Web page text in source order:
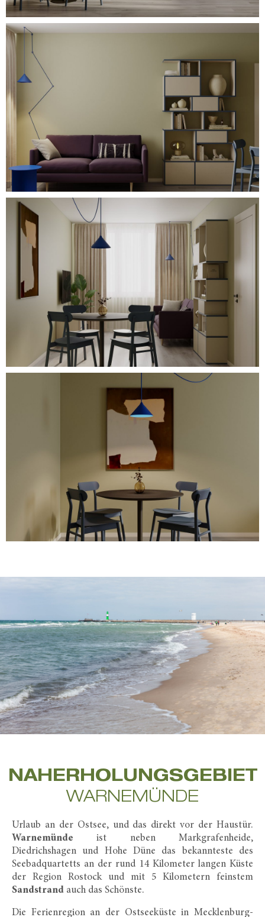
NAHERHOLUNGS­GEBIET
WARNEMÜNDE
Urlaub an der Ostsee, und das direkt vor der Haustür.
Warnemünde ist neben Markgrafenheide,
Diedrichshagen und Hohe Düne das bekannteste des
Seebadquartetts an der rund 14 Kilometer langen Küste
der Region Rostock und mit 5 Kilometern feinstem
Sandstrand auch das Schönste.
Die Ferienregion an der Ostseeküste in Mecklenburg-